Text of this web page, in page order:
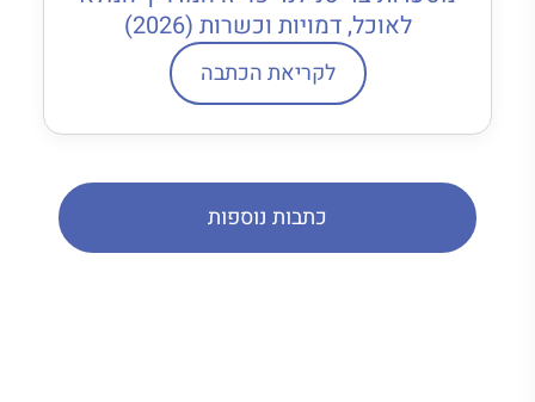
לאוכל, דמויות וכשרות (2026)
לקריאת הכתבה
כתבות נוספות